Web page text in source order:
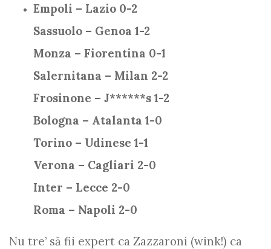
Empoli – Lazio 0-2
Sassuolo – Genoa 1-2
Monza – Fiorentina 0-1
Salernitana – Milan 2-2
Frosinone – J******s 1-2
Bologna – Atalanta 1-0
Torino – Udinese 1-1
Verona – Cagliari 2-0
Inter – Lecce 2-0
Roma – Napoli 2-0
Nu tre’ să fii expert ca Zazzaroni (wink!) ca